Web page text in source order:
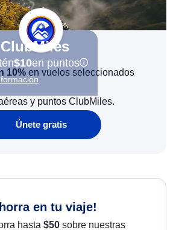
$10en puntos
10% en vuelos seleccionados
y puntos ClubMiles.
Únete gratis
en tu viaje!
hasta $50sobre nuestras